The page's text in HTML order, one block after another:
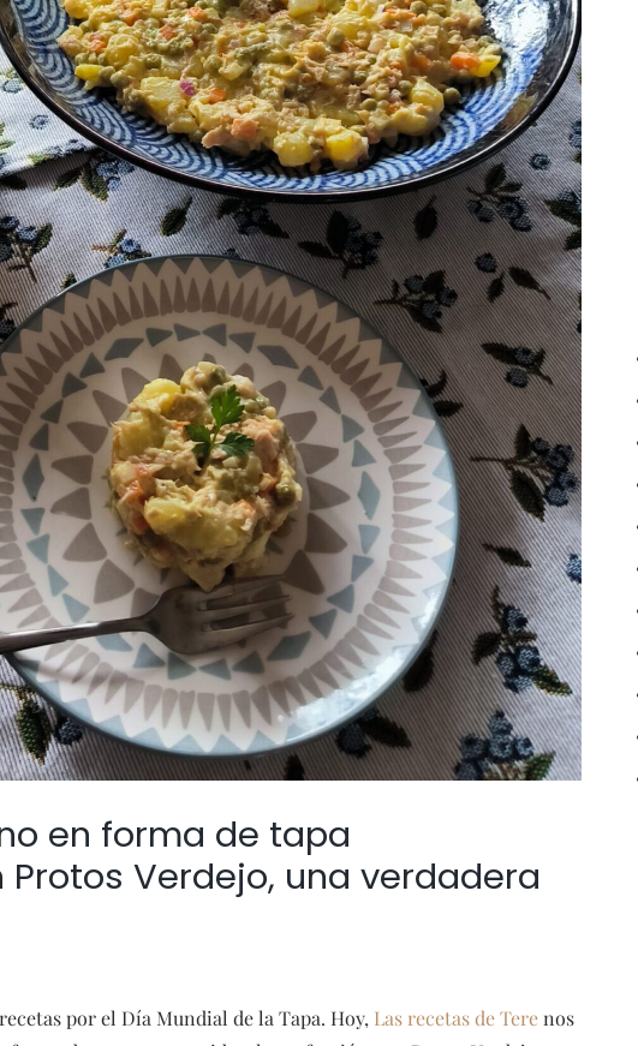
en forma de tapa
Verdejo, una verdadera
por el Día Mundial de la Tapa. Hoy, Las recetas de Terenos